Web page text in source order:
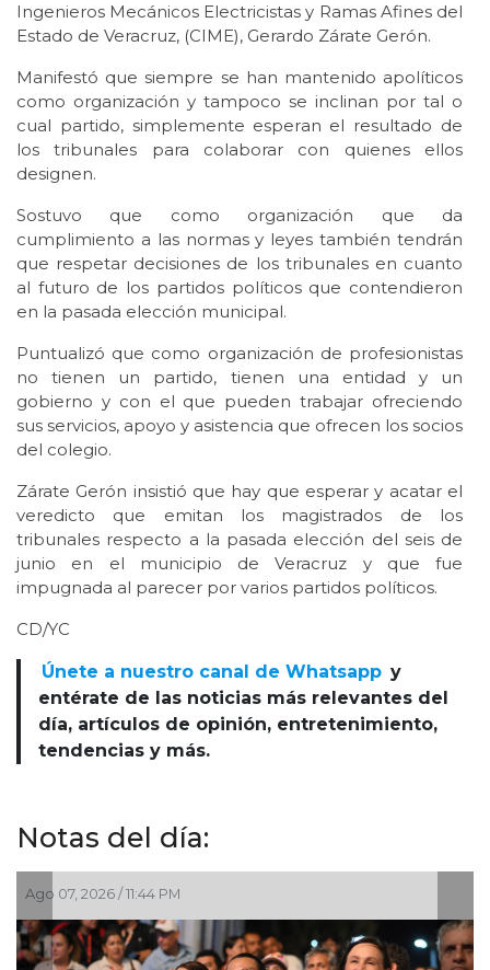
Ingenieros Mecánicos Electricistas y Ramas Afines del
Estado de Veracruz, (CIME), Gerardo Zárate Gerón.
Manifestó que siempre se han mantenido apolíticos
como organización y tampoco se inclinan por tal o
cual partido, simplemente esperan el resultado de
los tribunales para colaborar con quienes ellos
designen.
Sostuvo que como organización que da
cumplimiento a las normas y leyes también tendrán
que respetar decisiones de los tribunales en cuanto
al futuro de los partidos políticos que contendieron
en la pasada elección municipal.
Puntualizó que como organización de profesionistas
no tienen un partido, tienen una entidad y un
gobierno y con el que pueden trabajar ofreciendo
sus servicios, apoyo y asistencia que ofrecen los socios
del colegio.
Zárate Gerón insistió que hay que esperar y acatar el
veredicto que emitan los magistrados de los
tribunales respecto a la pasada elección del seis de
junio en el municipio de Veracruz y que fue
impugnada al parecer por varios partidos políticos.
CD/YC
Únete a nuestro canal de Whatsapp y
entérate de las noticias más relevantes del
día, artículos de opinión, entretenimiento,
tendencias y más.
Notas del día:
07, 2026 / 11:44 PM